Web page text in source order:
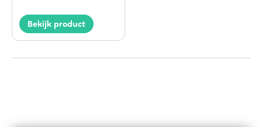
Bekijk product